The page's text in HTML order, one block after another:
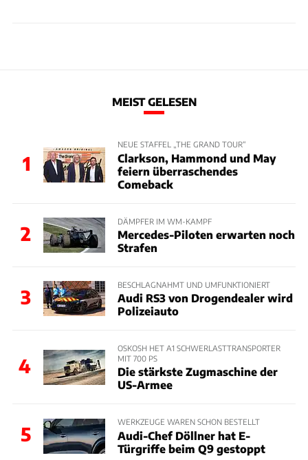
MEIST GELESEN
1
NEUE STAFFEL „THE GRAND TOUR“
Clarkson, Hammond und May
feiern überraschendes
Comeback
2
DÄMPFER IM WM-KAMPF
Mercedes-Piloten erwarten noch
Strafen
3
BESCHLAGNAHMT UND UMFUNKTIONIERT
Audi RS3 von Drogendealer wird
Polizeiauto
4
OSKOSH HET A1 SCHWERLASTTRANSPORTER
MIT 700 PS
Die stärkste Zugmaschine der
US-Armee
5
WERKZEUGE WAREN SCHON BESTELLT
Audi-Chef Döllner hat E-
Türgriffe beim Q9 gestoppt